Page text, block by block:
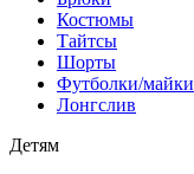
Костюмы
Тайтсы
Шорты
Футболки/майки
Лонгслив
Детям